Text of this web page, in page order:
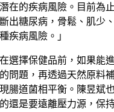
在的疾病風險。目前為
出糖尿病，骨鬆、肌少
疾病風險。」
選擇保健品前，如果能
問題，再透過天然原料
腸道菌相平衡。陳昱斌
還是要遠離壓力源，保